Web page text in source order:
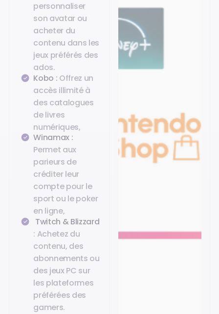
personnaliser
son avatar ou
acheter du
contenu dans les
jeux préférés des
ados.
Kobo : Offrez un
accès illimité à
des catalogues
de livres
numériques,
Winamax :
Permet aux
parieurs de
créditer leur
compte pour le
sport ou le poker
en ligne,
Twitch & Blizzard
: Achetez du
contenu, des
abonnements ou
des jeux PC sur
les plateformes
préférées des
gamers.